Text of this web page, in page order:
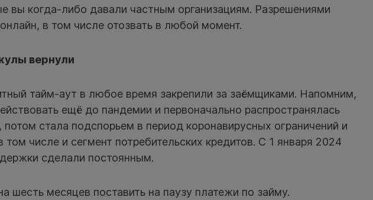
вы когда-либо давали частным организациям. Разрешениями
в том числе отозвать в любой момент.
вернули
тайм-аут в любое время закрепили за заёмщиками. Напомним,
ещё до пандемии и первоначально распространялась
потом стала подспорьем в период коронавирусных ограничений и
том числе и сегмент потребительских кредитов. С 1 января 2024
сделали постоянным.
шесть месяцев поставить на паузу платежи по займу.